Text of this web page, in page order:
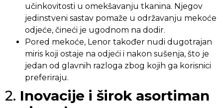
učinkovitosti u omekšavanju tkanina. Njegov
jedinstveni sastav pomaže u održavanju mekoće
odjeće, čineći je ugodnom na dodir.
Pored mekoće, Lenor također nudi dugotrajan
miris koji ostaje na odjeći i nakon sušenja, što je
jedan od glavnih razloga zbog kojih ga korisnici
preferiraju.
2. Inovacije i širok asortiman